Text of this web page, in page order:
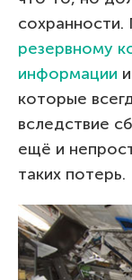
сохранности.
резервному
информации
которые
вследствие
ещё и
таких потерь.